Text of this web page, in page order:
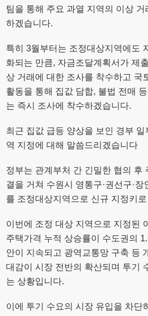
팀을 통해 주요 과열 지역의 이상
하겠습니다.
특히 3월부터는 조정대상지역에도
화되는 만큼, 자금조달계획서가 제
상 거래에 대한 조사를 착수하고 국
활동을 통해 집값 담합, 불법 전매
는 즉시 조사에 착수하겠습니다.
최근 집값 급등 양상을 보인 경부
역 지정에 대해 말씀드리겠습니다
정부는 관계부처 간 긴밀한 협의 후
결을 거쳐 수원시 영통구·권선구·
를 조정대상지역으로 신규 지정키
이번에 조정 대상 지역으로 지정된
주택가격 누적 상승률이 수도권의
안이 지속되고 광역교통망 구축 등
대감이 시장 전반의 확산되며 투기
는 상황입니다.
이에 투기 수요의 시장 유입을 차단